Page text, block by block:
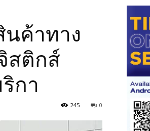
นค้าทาง
สติกส์
กา
0
245